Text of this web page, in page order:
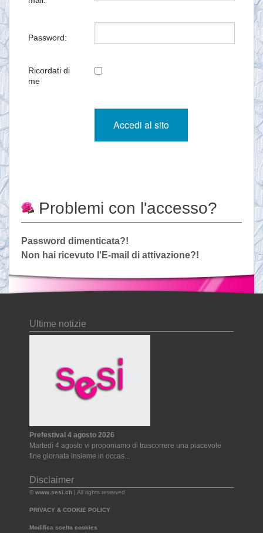
Ordinazioni
Password:
Ricordati di
me
Problemi con l'accesso?
Password dimenticata?!
Non hai ricevuto l'E-mail di attivazione?!
Ultime notizie
Prefestival 4 agosto 2026
Martedì 4 agosto vi proponiamo di trascorrere una piacevole
fine giornata insieme in occas...
Disclaimer
© www.sesi.ch | All rights reserved
PRIVACY & COOKIE POLICY
Modifica scelta cookies